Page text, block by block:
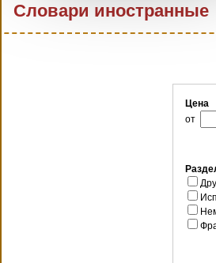
Словари иностранные
Цена
от